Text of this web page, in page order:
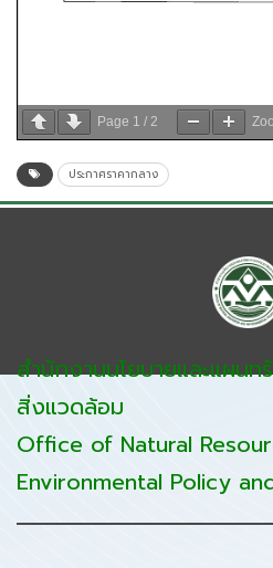
Page 1 / 2
ประกาศราคากลาง
สำนักงานนโยบายและแผนท
สิ่งแวดล้อม
Office of Natural
Environmental Policy